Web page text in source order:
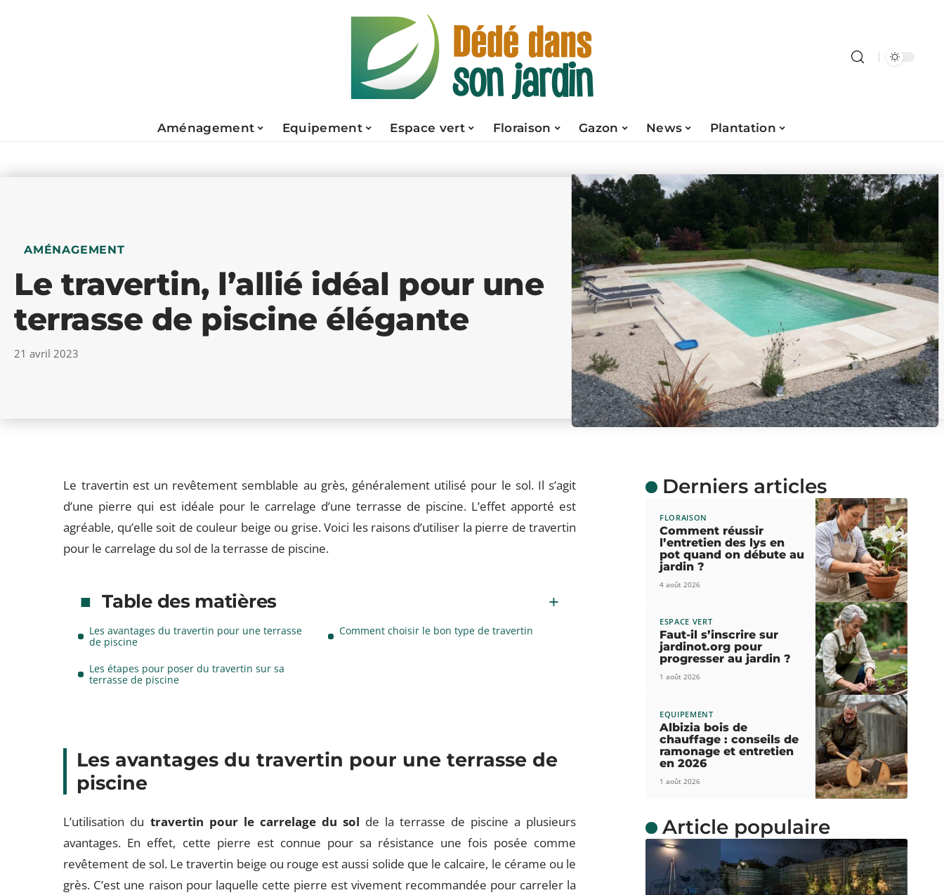
Aménagement Equipement Espace vert Floraison Gazon News Plantation
AMÉNAGEMENT
Le travertin, l’allié idéal pour une
terrasse de piscine élégante
21 avril 2023
Le travertin est un revêtement semblable au grès, généralement utilisé pour le sol. Il s’agit
d’une pierre qui est idéale pour le carrelage d’une terrasse de piscine. L’effet apporté est
agréable, qu’elle soit de couleur beige ou grise. Voici les raisons d’utiliser la pierre de travertin
pour le carrelage du sol de la terrasse de piscine.
Table des matières
Les avantages du travertin pour une terrasse
de piscine
Comment choisir le bon type de travertin
Les étapes pour poser du travertin sur sa
terrasse de piscine
Les avantages du travertin pour une terrasse de
piscine
L’utilisation du travertin pour le carrelage du sol de la terrasse de piscine a plusieurs
avantages. En effet, cette pierre est connue pour sa résistance une fois posée comme
revêtement de sol. Le travertin beige ou rouge est aussi solide que le calcaire, le cérame ou le
grès. C’est une raison pour laquelle cette pierre est vivement recommandée pour carreler la
Derniers articles
FLORAISON
Comment réussir
l’entretien des lys en
pot quand on débute au
jardin ?
4 août 2026
ESPACE VERT
Faut-il s’inscrire sur
jardinot.org pour
progresser au jardin ?
1 août 2026
EQUIPEMENT
Albizia bois de
chauffage : conseils de
ramonage et entretien
en 2026
1 août 2026
Article populaire